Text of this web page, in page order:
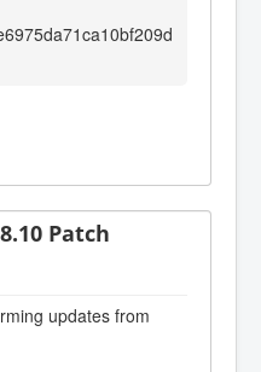
Patch
updates from